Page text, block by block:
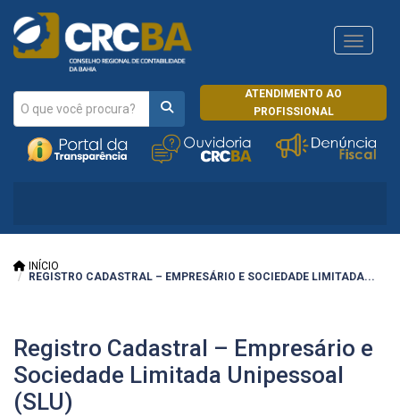
ATENDIMENTO AO
PROFISSIONAL
INÍCIO
REGISTRO CADASTRAL – EMPRESÁRIO E SOCIEDADE LIMITADA...
Registro Cadastral – Empresário e
Sociedade Limitada Unipessoal
(SLU)